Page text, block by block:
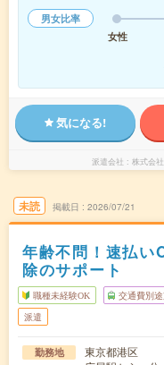
男女比率
女性
気になる!
派遣会社 株式会
未読 掲載日 2026/07/21
年齢不問！速払い
除のサポート
職種未経験OK 交通費別途
派遣
勤務地
東京都港区